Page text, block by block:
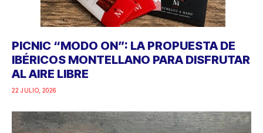
PICNIC “MODO ON”: LA PROPUESTA DE
IBÉRICOS MONTELLANO PARA DISFRUTAR
AL AIRE LIBRE
22 JULIO, 2026